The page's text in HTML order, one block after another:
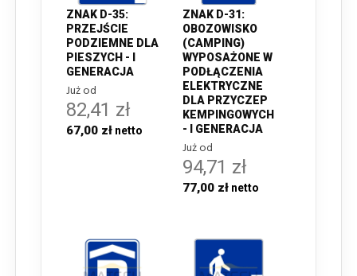
ZNAK D-35:
PRZEJŚCIE
PODZIEMNE DLA
PIESZYCH - I
GENERACJA
Już od
82,41 zł
67,00 zł
ZNAK D-31:
OBOZOWISKO
(CAMPING)
WYPOSAŻONE W
PODŁĄCZENIA
ELEKTRYCZNE
DLA PRZYCZEP
KEMPINGOWYCH
- I GENERACJA
Już od
94,71 zł
77,00 zł